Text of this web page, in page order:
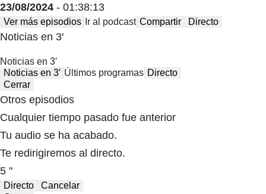
23/08/2024 - 01:38:13
Ver más episodios Ir al podcast Compartir Directo
Noticias en 3′
Noticias en 3′
Noticias en 3′ Últimos programas Directo
Cerrar
Otros episodios
Cualquier tiempo pasado fue anterior
Tu audio se ha acabado.
Te redirigiremos al directo.
5 "
Directo
Cancelar